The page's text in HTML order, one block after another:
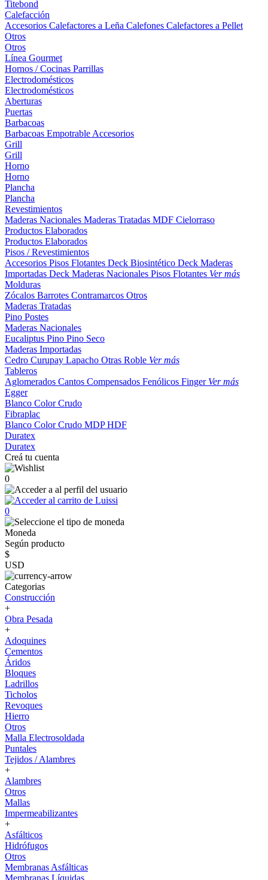
Titebond
Calefacción
Accesorios Calefactores a Leña Calefones Calefactores a Pellet
Otros
Otros
Línea Gourmet
Hornos / Cocinas Parrillas
Electrodomésticos
Electrodomésticos
Aberturas
Puertas
Barbacoas
Barbacoas Empotrable Accesorios
Grill
Grill
Horno
Horno
Plancha
Plancha
Revestimientos
Maderas Nacionales Maderas Tratadas MDF Cielorraso
Productos Elaborados
Productos Elaborados
Pisos / Revestimientos
Accesorios Pisos Flotantes Deck Biosintético Deck Maderas
Importadas Deck Maderas Nacionales Pisos Flotantes Ver más
Molduras
Zócalos Barrotes Contramarcos Otros
Maderas Tratadas
Pino Postes
Maderas Nacionales
Eucaliptus Pino Pino Seco
Maderas Importadas
Cedro Curupay Lapacho Otras Roble Ver más
Tableros
Aglomerados Cantos Compensados Fenólicos Finger Ver más
Egger
Blanco ColorCrudo
Fibraplac
Blanco ColorCrudo MDPHDF
Duratex
Duratex
Creá tu cuenta
0
0
Moneda
Según producto
$
USD
Categorias
Construcción
+
Obra Pesada
+
Adoquines
Cementos
Áridos
Bloques
Ladrillos
Ticholos
Revoques
Hierro
Otros
Malla Electrosoldada
Puntales
Tejidos / Alambres
+
Alambres
Otros
Mallas
Impermeabilizantes
+
Asfálticos
Hidrófugos
Otros
Membranas Asfálticas
Membranas Líquidas